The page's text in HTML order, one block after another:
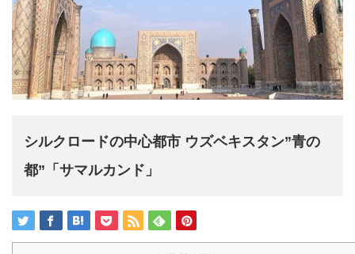
シルクロードの中心都市 ウズベキスタン”青の
都”「サマルカンド」